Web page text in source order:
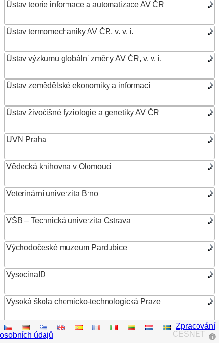
Ústav teorie informace a automatizace AV ČR
Ústav termomechaniky AV ČR, v. v. i.
Ústav výzkumu globální změny AV ČR, v. v. i.
Ústav zemědělské ekonomiky a informací
Ústav živočišné fyziologie a genetiky AV ČR
UVN Praha
Vědecká knihovna v Olomouci
Veterinární univerzita Brno
VŠB – Technická univerzita Ostrava
Východočeské muzeum Pardubice
VysocinaID
Vysoká škola chemicko-technologická Praze
Vysoká škola ekonomická v Praze
CESNET
Zpracování
osobních údajů